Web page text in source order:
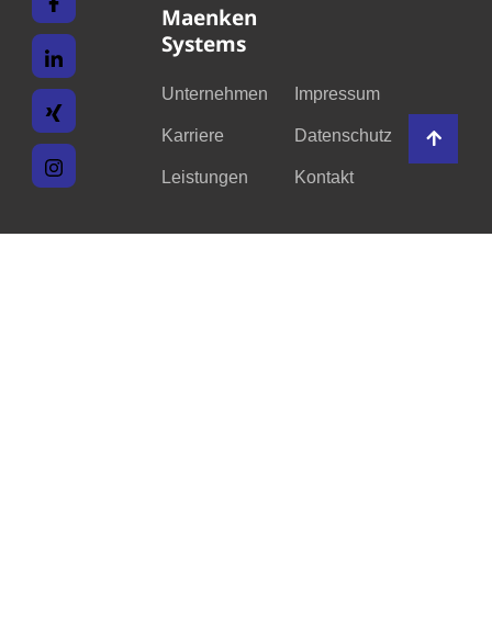
Maenken
Systems
Unternehmen
Karriere
Leistungen
Impressum
Datenschutz
Kontakt